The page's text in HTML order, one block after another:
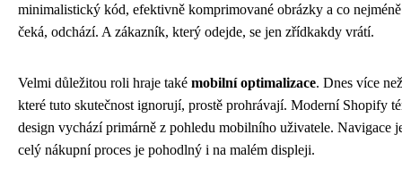
minimalistický kód, efektivně komprimované obrázky a co
čeká, odchází. A zákazník, který odejde, se jen zřídkakdy vrátí.
Velmi důležitou roli hraje také mobilní optimalizace. Dnes více
které tuto skutečnost ignorují, prostě prohrávají. Moderní Shopify
design vychází primárně z pohledu mobilního uživatele. Navigace
celý nákupní proces je pohodlný i na malém displeji.